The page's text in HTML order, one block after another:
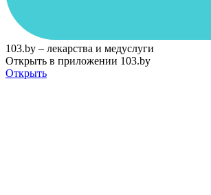
103.by – лекарства и медуслуги
Открыть в приложении 103.by
Открыть